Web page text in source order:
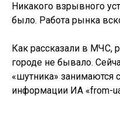
Никакого взрывного
было. Работа рынка
Как рассказали в МЧС,
городе не бывало.
«шутника» занимаются
информации ИА «from-